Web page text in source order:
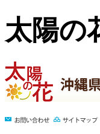
太陽の